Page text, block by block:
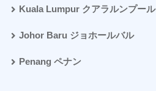
Kuala Lumpur クアラルンプール
Johor Baru ジョホールバル
Penang ペナン